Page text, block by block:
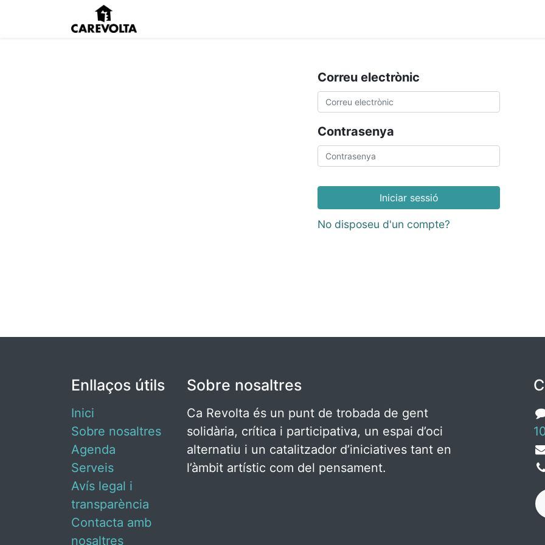
Correu electrònic
Contrasenya
Iniciar sessió
No disposeu d'un compte?
Enllaços útils
Inici
Sobre nosaltres
Agenda
Serveis
Avís legal i
transparència
Contacta amb
nosaltres
Sobre nosaltres
Ca Revolta és un punt de trobada de gent
solidària, crítica i participativa, un espai d’oci
alternatiu i un catalitzador d’iniciatives tant en
l’àmbit artístic com del pensament.